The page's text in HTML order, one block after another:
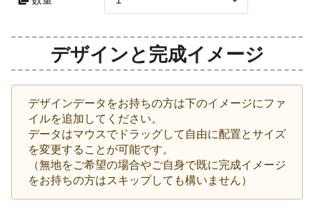
デザインと完成イメージ
デザインデータをお持ちの方は下のイメージにファ
イルを追加してください。
データはマウスでドラッグして自由に配置とサイズ
を変更することが可能です。
（無地をご希望の場合やご自身で既に完成イメージ
をお持ちの方はスキップしても構いません）